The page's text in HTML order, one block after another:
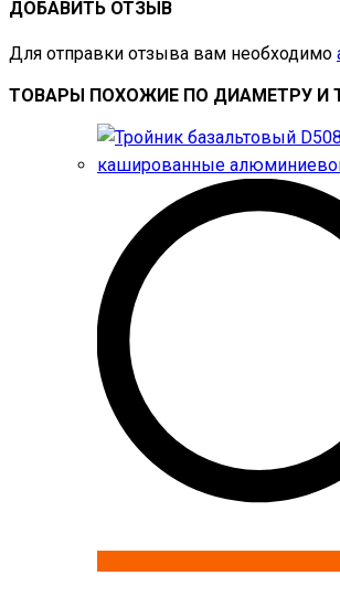
ДОБАВИТЬ ОТЗЫВ
Для отправки отзыва вам необходимо
ТОВАРЫ ПОХОЖИЕ ПО ДИАМЕТРУ И